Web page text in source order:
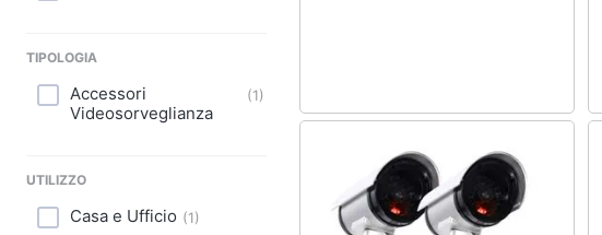
Festività e ricorrenze
Promozioni
TIPOLOGIA
Accessori
Videosorveglianza
(1)
UTILIZZO
Casa e Ufficio (1)